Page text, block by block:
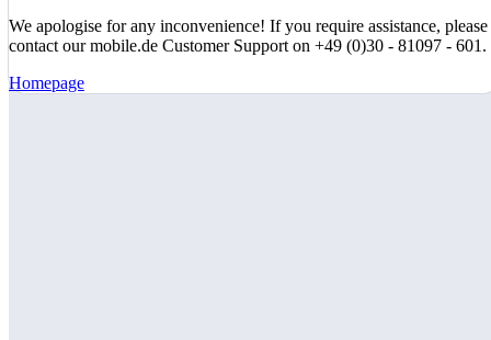
We apologise for any inconvenience! If you require assistance, please
contact our mobile.de Customer Support on +49 (0)30 - 81097 - 601.
Homepage